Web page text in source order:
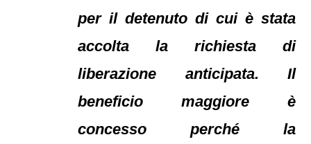
per il detenuto di cui è stata
accolta la richiesta di
liberazione anticipata. Il
beneficio maggiore è
concesso perché la